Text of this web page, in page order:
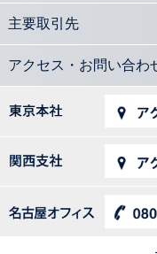
2016.04.28
上場企業だけではな
2016.04.25
デリバティブとヘッジ
2016.04.07
会計士が知っておきた
2016.03.31
2016.03.29
主要取引先
アクセス・お問い合わ